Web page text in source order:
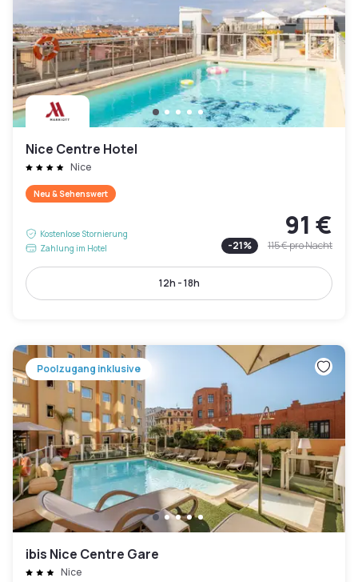
Nice Centre Hotel
Nice
Neu & Sehenswert
Kostenlose Stornierung
Zahlung im Hotel
91 €
-21% 115 €pro Nacht
12h - 18h
Poolzugang inklusive
ibis Nice Centre Gare
Nice